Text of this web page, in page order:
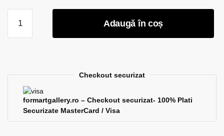
Paula
Vladescu
Adaugă în coș
Checkout securizat
formartgallery.ro – Checkout securizat- 100% Plati
Securizate MasterCard / Visa